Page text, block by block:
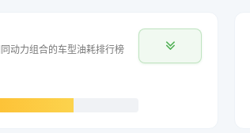
动力组合的车型油耗排行榜